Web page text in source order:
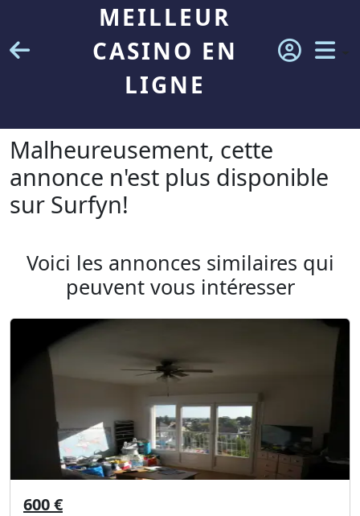
MEILLEUR
CASINO EN
LIGNE
Malheureusement, cette
annonce n'est plus disponible
sur Surfyn!
Voici les annonces similaires qui
peuvent vous intéresser
600 €